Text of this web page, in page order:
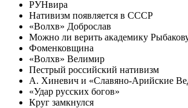
РУНвира
Нативизм появляется в СССР
«Волхв» Доброслав
Можно ли верить академику
Фоменковщина
«Волхв» Велимир
Пестрый российский нативизм
А. Хиневич и «Славяно-Арийские
«Удар русских богов»
Круг замкнулся